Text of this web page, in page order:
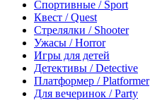
Спортивные / Sport
Квест / Quest
Стрелялки / Shooter
Ужасы / Horror
Игры для детей
Детективы / Detective
Платформер / Platformer
Для вечеринок / Party